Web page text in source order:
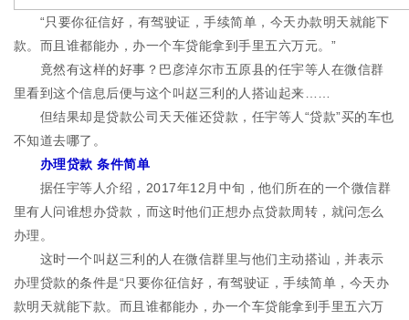
“只要你征信好，有驾驶证，手续简单，今天办款明天就能下
款。而且谁都能办，办一个车贷能拿到手里五六万元。”
竟然有这样的好事？巴彦淖尔市五原县的任宇等人在微信群
里看到这个信息后便与这个叫赵三利的人搭讪起来……
但结果却是贷款公司天天催还贷款，任宇等人“贷款”买的车也
不知道去哪了。
办理贷款 条件简单
据任宇等人介绍，2017年12月中旬，他们所在的一个微信群
里有人问谁想办贷款，而这时他们正想办点贷款周转，就问怎么
办理。
这时一个叫赵三利的人在微信群里与他们主动搭讪，并表示
办理贷款的条件是“只要你征信好，有驾驶证，手续简单，今天办
款明天就能下款。而且谁都能办，办一个车贷能拿到手里五六万